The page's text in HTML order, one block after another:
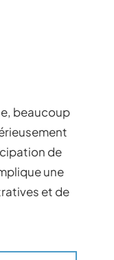
beaucoup
de
une
et de